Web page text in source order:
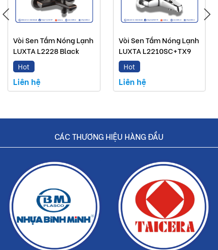
hãng.
Hoàn tiền nếu phát hiện hàng giả, hàng nhái.
Dịch vụ nhanh chóng, tiết kiệm thời gian và tiền bạc
cho khách hàng.
Vòi Sen Tắm Nóng Lạnh
LUXTA L2228 Black
Hot
Liên hệ
Vòi Sen Tắm Nóng Lạnh
LUXTA L2210SC+TX9
Hot
Liên hệ
CÁC THƯƠNG HIỆU HÀNG ĐẦU